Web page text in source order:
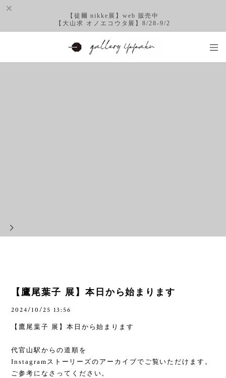
【徒爾 nikke展】web 販売中
【大山求 オノエコウタ展】8/28-9/2
【鷹尾葉子 展】本日から始まります
2024/10/25 13:56
【鷹尾葉子 展】本日から始まります
代官山駅からの道順を
Instagram ストーリーズのアーカイブでご覧いただけます。
ご参考になさってください。